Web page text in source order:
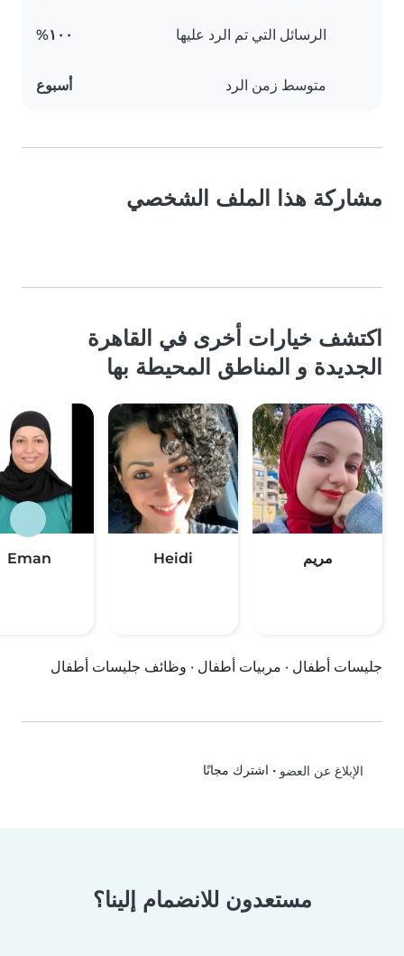
الرسائل التي تم الرد عليها ١٠٠%
متوسط زمن الرد أسبوع
مشاركة هذا الملف الشخصي
اكتشف خيارات أخرى في القاهرة
الجديدة و المناطق المحيطة بها
مريم Heidi
Eman
جليسات أطفال · مربيات أطفال · وظائف جليسات أطفال
الإبلاغ عن العضو • اشترك مجانًا
مستعدون للانضمام إلينا؟